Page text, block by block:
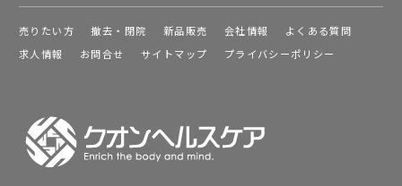
売りたい方 撤去・閉院 新品販売 会社情報
よくある質問
求人情報
お問合せ サイトマップ プライバシーポリシー